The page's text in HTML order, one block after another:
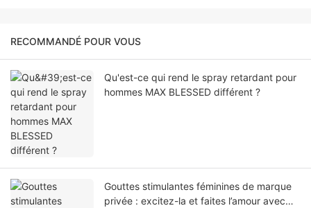
RECOMMANDÉ POUR VOUS
Qu'est-ce qui rend le spray retardant pour
hommes MAX BLESSED différent ?
Gouttes stimulantes féminines de marque
privée : excitez-la et faites l’amour avec